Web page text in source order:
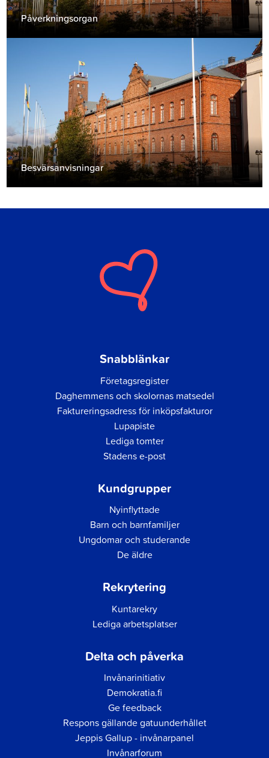
Påverkningsorgan
Besvärsanvisningar
Snabblänkar
Företagsregister
Daghemmens och skolornas matsedel
Faktureringsadress för inköpsfakturor
Lupapiste
Lediga tomter
Stadens e-post
Kundgrupper
Nyinflyttade
Barn och barnfamiljer
Ungdomar och studerande
De äldre
Rekrytering
Kuntarekry
Lediga arbetsplatser
Delta och påverka
Invånarinitiativ
Demokratia.fi
Ge feedback
Respons gällande gatuunderhållet
Jeppis Gallup - invånarpanel
Invånarforum